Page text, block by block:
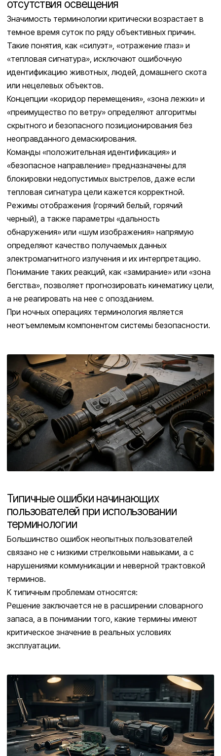
отсутствия освещения
Значимость терминологии критически возрастает в
темное время суток по ряду объективных причин.
Такие понятия, как «силуэт», «отражение глаз» и
«тепловая сигнатура», исключают ошибочную
идентификацию животных, людей, домашнего скота
или нецелевых объектов.
Концепции «коридор перемещения», «зона лежки» и
«преимущество по ветру» определяют алгоритмы
скрытного и безопасного позиционирования без
неоправданного демаскирования.
Команды «положительная идентификация» и
«безопасное направление» предназначены для
блокировки недопустимых выстрелов, даже если
тепловая сигнатура цели кажется корректной.
Режимы отображения (горячий белый, горячий
черный), а также параметры «дальность
обнаружения» или «шум изображения» напрямую
определяют качество получаемых данных
электромагнитного излучения и их интерпретацию.
Понимание таких реакций, как «замирание» или «зона
бегства», позволяет прогнозировать кинематику цели,
а не реагировать на нее с опозданием.
При ночных операциях терминология является
неотъемлемым компонентом системы безопасности.
Типичные ошибки начинающих
пользователей при использовании
терминологии
Большинство ошибок неопытных пользователей
связано не с низкими стрелковыми навыками, а с
нарушениями коммуникации и неверной трактовкой
терминов.
К типичным проблемам относятся:
Решение заключается не в расширении словарного
запаса, а в понимании того, какие термины имеют
критическое значение в реальных условиях
эксплуатации.